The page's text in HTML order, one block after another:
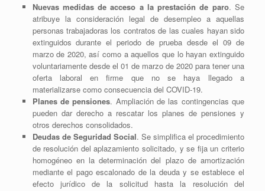
Nuevas medidas de acceso a la prestación de paro. Se
atribuye la consideración legal de desempleo a aquellas
personas trabajadoras los contratos de las cuales hayan sido
extinguidos durante el periodo de prueba desde el 09 de
marzo de 2020, así como a aquellos que lo hayan extinguido
voluntariamente desde el 01 de marzo de 2020 para tener una
oferta laboral en firme que no se haya llegado a
materializarse como consecuencia del COVID-19.
Planes de pensiones. Ampliación de las contingencias que
pueden dar derecho a rescatar los planes de pensiones y
otros derechos consolidados.
Deudas de Seguridad Social. Se simplifica el procedimiento
de resolución del aplazamiento solicitado, y se fija un criterio
homogéneo en la determinación del plazo de amortización
mediante el pago escalonado de la deuda y se establece el
efecto jurídico de la solicitud hasta la resolución del